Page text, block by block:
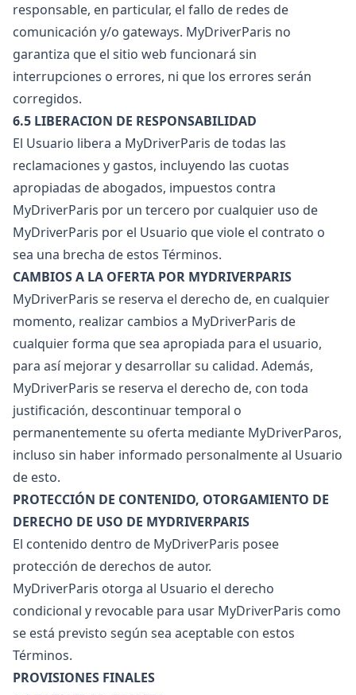
responsable, en particular, el fallo de redes de
comunicación y/o gateways. MyDriverParis no
garantiza que el sitio web funcionará sin
interrupciones o errores, ni que los errores serán
corregidos.
6.5 LIBERACION DE RESPONSABILIDAD
El Usuario libera a MyDriverParis de todas las
reclamaciones y gastos, incluyendo las cuotas
apropiadas de abogados, impuestos contra
MyDriverParis por un tercero por cualquier uso de
MyDriverParis por el Usuario que viole el contrato o
sea una brecha de estos Términos.
CAMBIOS A LA OFERTA POR MYDRIVERPARIS
MyDriverParis se reserva el derecho de, en cualquier
momento, realizar cambios a MyDriverParis de
cualquier forma que sea apropiada para el usuario,
para así mejorar y desarrollar su calidad. Además,
MyDriverParis se reserva el derecho de, con toda
justificación, descontinuar temporal o
permanentemente su oferta mediante MyDriverParos,
incluso sin haber informado personalmente al Usuario
de esto.
PROTECCIÓN DE CONTENIDO, OTORGAMIENTO DE
DERECHO DE USO DE MYDRIVERPARIS
El contenido dentro de MyDriverParis posee
protección de derechos de autor.
MyDriverParis otorga al Usuario el derecho
condicional y revocable para usar MyDriverParis como
se está previsto según sea aceptable con estos
Términos.
PROVISIONES FINALES